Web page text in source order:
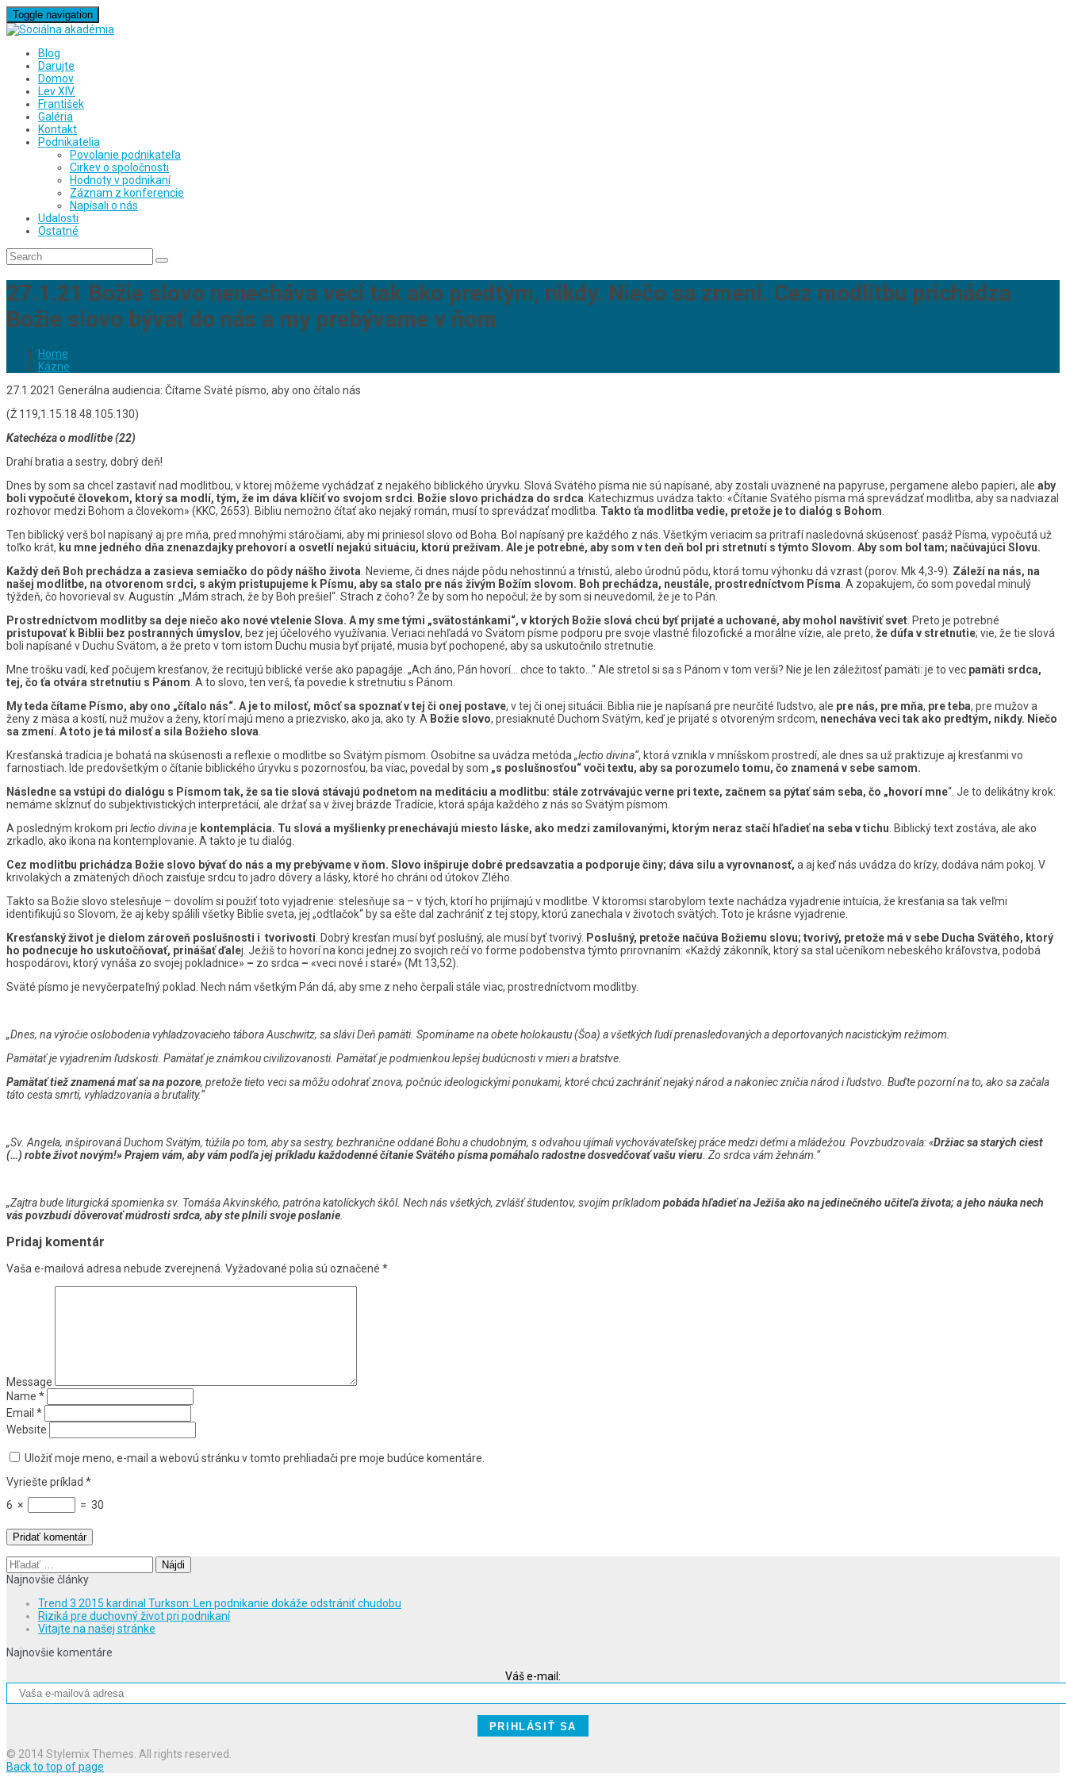
Toggle navigation
Blog
Darujte
Domov
Lev XIV.
František
Galéria
Kontakt
Podnikatelia
Povolanie podnikateľa
Cirkev o spoločnosti
Hodnoty v podnikaní
Záznam z konferencie
Napísali o nás
Udalosti
Ostatné
27.1.21 Božie slovo nenecháva veci tak ako predtým, nikdy. Niečo sa zmení. Cez modlitbu prichádza
Božie slovo bývať do nás a my prebývame v ňom
Home
Kázne
27.1.2021 Generálna audiencia: Čítame Sväté písmo, aby ono čítalo nás
(Ž 119,1.15.18.48.105.130)
Katechéza o modlitbe (22)
Drahí bratia a sestry, dobrý deň!
Dnes by som sa chcel zastaviť nad modlitbou, v ktorej môžeme vychádzať z nejakého biblického úryvku. Slová Svätého písma nie sú napísané, aby zostali uväznené na papyruse, pergamene alebo papieri, ale aby
boli vypočuté človekom, ktorý sa modlí, tým, že im dáva klíčiť vo svojom srdci Božie slovo prichádza do srdca . Katechizmus uvádza takto: «Čítanie Svätého písma má sprevádzať modlitba, aby sa nadviazal
rozhovor medzi Bohom a človekom» (KKC, 2653). Bibliu nemožno čítať ako nejaký román, musí to sprevádzať modlitba. Takto ťa modlitba vedie, pretože je to dialóg s Bohom
Ten biblický verš bol napísaný aj pre mňa, pred mnohými stáročiami, aby mi priniesol slovo od Boha. Bol napísaný pre každého z nás. Všetkým veriacim sa pritrafí nasledovná skúsenosť: pasáž Písma, vypočutá už
toľko krát, ku mne jedného dňa znenazdajky prehovorí a osvetlí nejakú situáciu, ktorú prežívam. Ale je potrebné, aby som v ten deň bol pri stretnutí s týmto Slovom. Aby som bol tam; načúvajúci Slovu.
Každý deň Boh prechádza a zasieva semiačko do pôdy nášho života . Nevieme, či dnes nájde pôdu nehostinnú a tŕnistú, alebo úrodnú pôdu, ktorá tomu výhonku dá vzrast (porov. Mk 4,3-9). Záleží na nás, na
našej modlitbe, na otvorenom srdci, s akým pristupujeme k Písmu, aby sa stalo pre nás živým Božím slovom. Boh prechádza, neustále, prostredníctvom Písma . A zopakujem, čo som povedal minulý
týždeň, čo hovorieval sv. Augustín: „Mám strach, že by Boh prešiel“. Strach z čoho? Že by som ho nepočul; že by som si neuvedomil, že je to Pán.
Prostredníctvom modlitby sa deje niečo ako nové vtelenie Slova. A my sme tými „svätostánkami“, v ktorých Božie slová chcú byť prijaté a uchované, aby mohol navštíviť svet . Preto je potrebné
pristupovať k Biblii bez postranných úmyslov, bez jej účelového využívania. Veriaci nehľadá vo Svätom písme podporu pre svoje vlastné filozofické a morálne vízie, ale preto, že dúfa v stretnutie; vie, že tie slová
boli napísané v Duchu Svätom, a že preto v tom istom Duchu musia byť prijaté, musia byť pochopené, aby sa uskutočnilo stretnutie.
Mne trošku vadí, keď počujem kresťanov, že recitujú biblické verše ako papagáje. „Ach áno, Pán hovorí… chce to takto…“ Ale stretol si sa s Pánom v tom verši? Nie je len záležitosť pamäti: je to vec pamäti srdca,
tej, čo ťa otvára stretnutiu s Pánom . A to slovo, ten verš, ťa povedie k stretnutiu s Pánom.
My teda čítame Písmo, aby ono „čítalo nás“. A je to milosť, môcť sa spoznať v tej či onej postave, v tej či onej situácii. Biblia nie je napísaná pre neurčité ľudstvo, ale pre nás, pre mňa, pre teba, pre mužov a
ženy z mäsa a kostí, nuž mužov a ženy, ktorí majú meno a priezvisko, ako ja, ako ty. A Božie slovo, presiaknuté Duchom Svätým, keď je prijaté s otvoreným srdcom, nenecháva veci tak ako predtým, nikdy. Niečo
sa zmení. A toto je tá milosť a sila Božieho slova
Kresťanská tradícia je bohatá na skúsenosti a reflexie o modlitbe so Svätým písmom. Osobitne sa uvádza metóda „lectio divina“, ktorá vznikla v mníšskom prostredí, ale dnes sa už praktizuje aj kresťanmi vo
farnostiach. Ide predovšetkým o čítanie biblického úryvku s pozornosťou, ba viac, povedal by som „s poslušnosťou“ voči textu, aby sa porozumelo tomu, čo znamená v sebe samom.
Následne sa vstúpi do dialógu s Písmom tak, že sa tie slová stávajú podnetom na meditáciu a modlitbu: stále zotrvávajúc verne pri texte, začnem sa pýtať sám seba, čo „hovorí mne“. Je to delikátny krok:
nemáme skĺznuť do subjektivistických interpretácií, ale držať sa v živej brázde Tradície, ktorá spája každého z nás so Svätým písmom.
A posledným krokom pri lectio divinaje kontemplácia. Tu slová a myšlienky prenechávajú miesto láske, ako medzi zamilovanými, ktorým neraz stačí hľadieť na seba v tichu . Biblický text zostáva, ale ako
zrkadlo, ako ikona na kontemplovanie. A takto je tu dialóg.
Cez modlitbu prichádza Božie slovo bývať do nás a my prebývame v ňom. Slovo inšpiruje dobré predsavzatia a podporuje činy; dáva silu a vyrovnanosť, a aj keď nás uvádza do krízy, dodáva nám pokoj. V
krivolakých a zmätených dňoch zaisťuje srdcu to jadro dôvery a lásky, ktoré ho chráni od útokov Zlého.
Takto sa Božie slovo stelesňuje – dovolím si použiť toto vyjadrenie: stelesňuje sa – v tých, ktorí ho prijímajú v modlitbe. V ktoromsi starobylom texte nachádza vyjadrenie intuícia, že kresťania sa tak veľmi
identifikujú so Slovom, že aj keby spálili všetky Biblie sveta, jej „odtlačok“ by sa ešte dal zachrániť z tej stopy, ktorú zanechala v životoch svätých. Toto je krásne vyjadrenie.
Kresťanský život je dielom zároveň poslušnosti i tvorivosti . Dobrý kresťan musí byť poslušný, ale musí byť tvorivý. Poslušný, pretože načúva Božiemu slovu; tvorivý, pretože má v sebe Ducha Svätého, ktorý
ho podnecuje ho uskutočňovať, prinášať ďalej. Ježiš to hovorí na konci jednej zo svojich rečí vo forme podobenstva týmto prirovnaním: «Každý zákonník, ktorý sa stal učeníkom nebeského kráľovstva, podobá
hospodárovi, ktorý vynáša zo svojej pokladnice» – zo srdca – «veci nové i staré» (Mt 13,52).
Sväté písmo je nevyčerpateľný poklad. Nech nám všetkým Pán dá, aby sme z neho čerpali stále viac, prostredníctvom modlitby.
„Dnes, na výročie oslobodenia vyhladzovacieho tábora Auschwitz, sa slávi Deň pamäti. Spomíname na obete holokaustu (Šoa) a všetkých ľudí prenasledovaných a deportovaných nacistickým režimom.
Pamätať je vyjadrením ľudskosti. Pamätať je známkou civilizovanosti. Pamätať je podmienkou lepšej budúcnosti v mieri a bratstve.
Pamätať tiež znamená mať sa na pozore, pretože tieto veci sa môžu odohrať znova, počnúc ideologickými ponukami, ktoré chcú zachrániť nejaký národ a nakoniec zničia národ i ľudstvo. Buďte pozorní na to, ako sa začala
táto cesta smrti, vyhladzovania a brutality.“
„Sv. Angela, inšpirovaná Duchom Svätým, túžila po tom, aby sa sestry, bezhranične oddané Bohu a chudobným, s odvahou ujímali vychovávateľskej práce medzi deťmi a mládežou. Povzbudzovala: «Držiac sa starých ciest
(…) robte život novým!» Prajem vám, aby vám podľa jej príkladu každodenné čítanie Svätého písma pomáhalo radostne dosvedčovať vašu vieru . Zo srdca vám žehnám.“
„Zajtra bude liturgická spomienka sv. Tomáša Akvinského, patróna katolíckych škôl. Nech nás všetkých, zvlášť študentov, svojím príkladom pobáda hľadieť na Ježiša ako na jedinečného učiteľa života; a jeho náuka nech
vás povzbudí dôverovať múdrosti srdca, aby ste plnili svoje poslanie
Pridaj komentár
Vaša e-mailová adresa nebude zverejnená. Vyžadované polia sú označené *
Message
Name *
Email *
Website
Uložiť moje meno, e-mail a webovú stránku v tomto prehliadači pre moje budúce komentáre.
Vyriešte príklad *
6 × = 30
Hľadať:
Najnovšie články
Trend 3 2015 kardinal Turkson: Len podnikanie dokáže odstrániť chudobu
Riziká pre duchovný život pri podnikaní
Vitajte na našej stránke
Najnovšie komentáre
Váš e-mail:
© 2014 Stylemix Themes. All rights reserved.
Back to top of page